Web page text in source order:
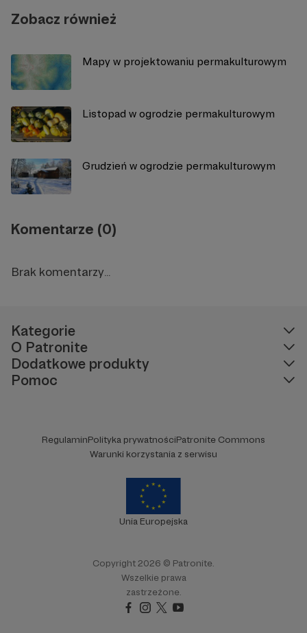
Zobacz również
Mapy w projektowaniu permakulturowym
Listopad w ogrodzie permakulturowym
Grudzień w ogrodzie permakulturowym
Komentarze (0)
Brak komentarzy...
Kategorie
O Patronite
Dodatkowe produkty
Pomoc
RegulaminPolityka prywatnościPatronite Commons
Warunki korzystania z serwisu
Unia Europejska
Copyright 2026 © Patronite.
Wszelkie prawa
zastrzeżone.